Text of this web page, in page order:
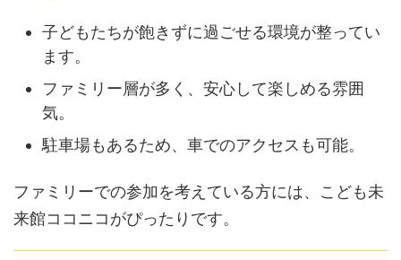
子どもたちが飽きずに過ごせる環境が整ってい
ます。
ファミリー層が多く、安心して楽しめる雰囲
気。
駐車場もあるため、車でのアクセスも可能。
ファミリーでの参加を考えている方には、こども未
来館ココニコがぴったりです。